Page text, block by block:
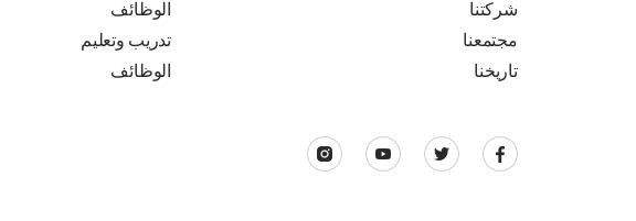
شركتنا
مجتمعنا
تاريخنا
الوظائف
تدريب وتعليم
الوظائف